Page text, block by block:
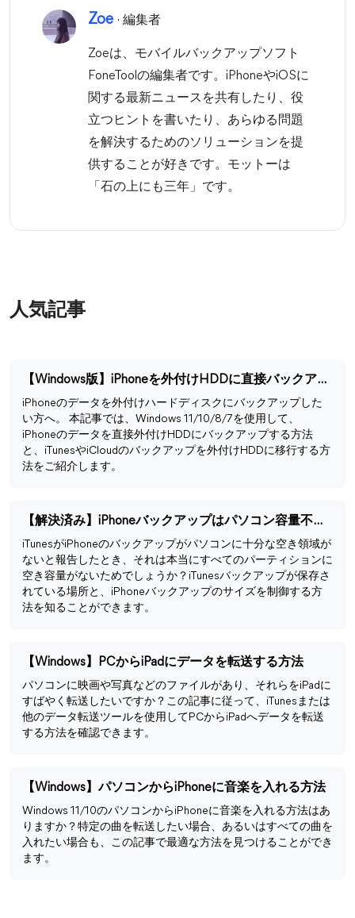
Zoe· 編集者
Zoeは、モバイルバックアップソフト
FoneToolの編集者です。iPhoneやiOSに
関する最新ニュースを共有したり、役
立つヒントを書いたり、あらゆる問題
を解決するためのソリューションを提
供することが好きです。モットーは
「石の上にも三年」です。
人気記事
【Windows版】iPhoneを外付けHDDに直接バックアップする方法
iPhoneのデータを外付けハードディスクにバックアップした
い方へ。 本記事では、Windows 11/10/8/7を使用して、
iPhoneのデータを直接外付けHDDにバックアップする方法
と、iTunesやiCloudのバックアップを外付けHDDに移行する方
法をご紹介します。
【解決済み】iPhoneバックアップはパソコン容量不足でできない
iTunesがiPhoneのバックアップがパソコンに十分な空き領域が
ないと報告したとき、それは本当にすべてのパーティションに
空き容量がないためでしょうか？iTunesバックアップが保存さ
れている場所と、iPhoneバックアップのサイズを制御する方
法を知ることができます。
【Windows】PCからiPadにデータを転送する方法
パソコンに映画や写真などのファイルがあり、それらをiPadに
すばやく転送したいですか？この記事に従って、iTunesまたは
他のデータ転送ツールを使用してPCからiPadへデータを転送
する方法を確認できます。
【Windows】パソコンからiPhoneに音楽を入れる方法
Windows 11/10のパソコンからiPhoneに音楽を入れる方法はあ
りますか？特定の曲を転送したい場合、あるいはすべての曲を
入れたい場合も、この記事で最適な方法を見つけることができ
ます。